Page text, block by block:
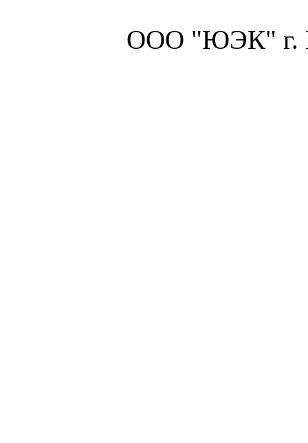
ООО "ЮЭК" г.